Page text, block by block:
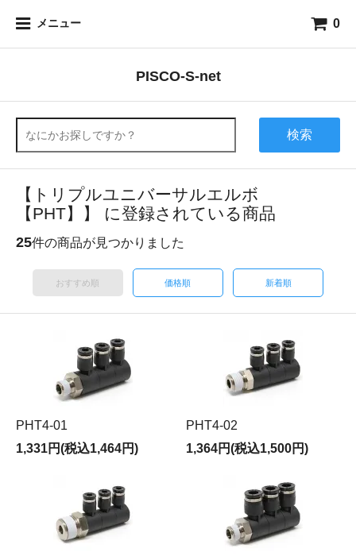
メニュー 0
PISCO-S-net
検索
【トリプルユニバーサルエルボ
【PHT】】 に登録されている商品
25件の商品が見つかりました
おすすめ順 価格順 新着順
PHT4-01
1,331円(税込1,464円)
PHT4-02
1,364円(税込1,500円)